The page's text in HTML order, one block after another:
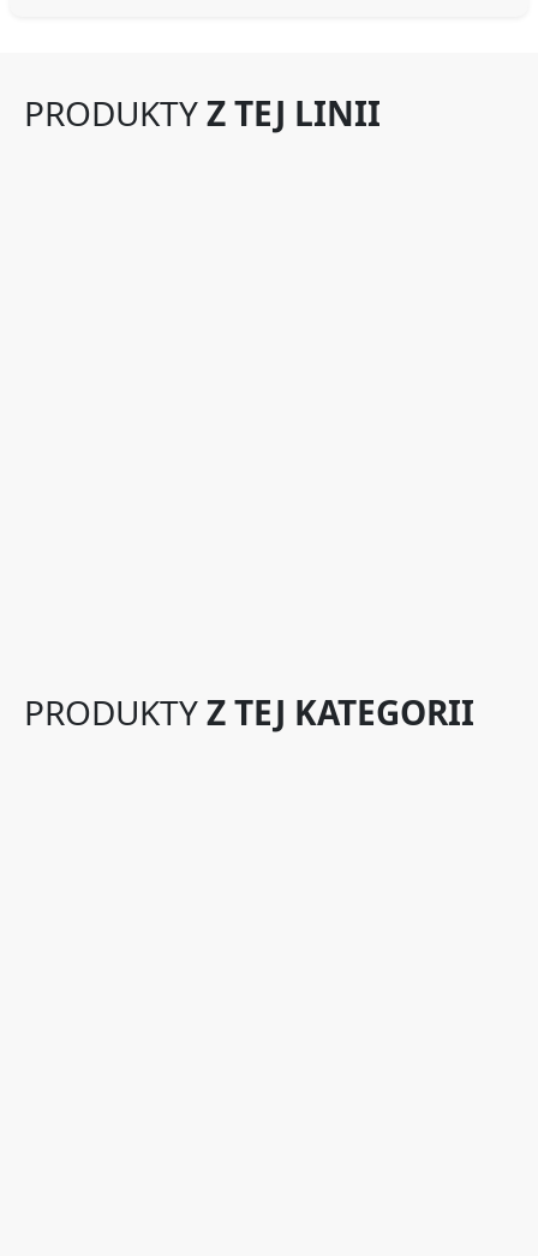
PRODUKTYZ TEJ LINII
PRODUKTYZ TEJ KATEGORII